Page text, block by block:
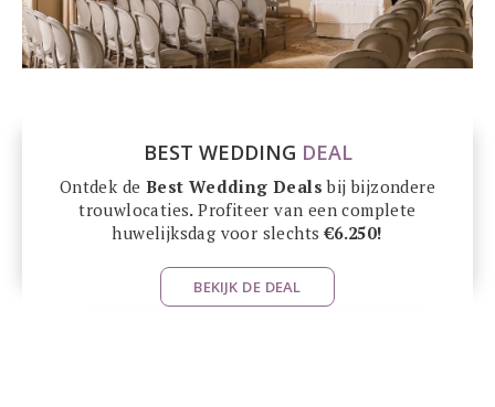
BEST WEDDING DEAL
Ontdek de Best Wedding Deals bij bijzondere
trouwlocaties.Profiteer van een complete
huwelijksdag voor slechts€6.250!
BEKIJK DE DEAL